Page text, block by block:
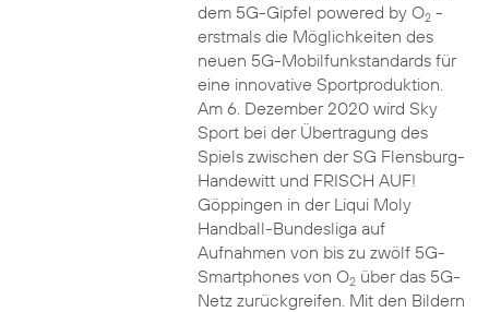
dem 5G-Gipfel powered by O2-
erstmals die Möglichkeiten des
neuen 5G-Mobilfunkstandards für
eine innovative Sportproduktion.
Am 6. Dezember 2020 wird Sky
Sport bei der Übertragung des
Spiels zwischen der SG Flensburg-
Handewitt und FRISCH AUF!
Göppingen in der Liqui Moly
Handball-Bundesliga auf
Aufnahmen von bis zu zwölf 5G-
Smartphones von O2über das 5G-
Netz zurückgreifen. Mit den Bildern